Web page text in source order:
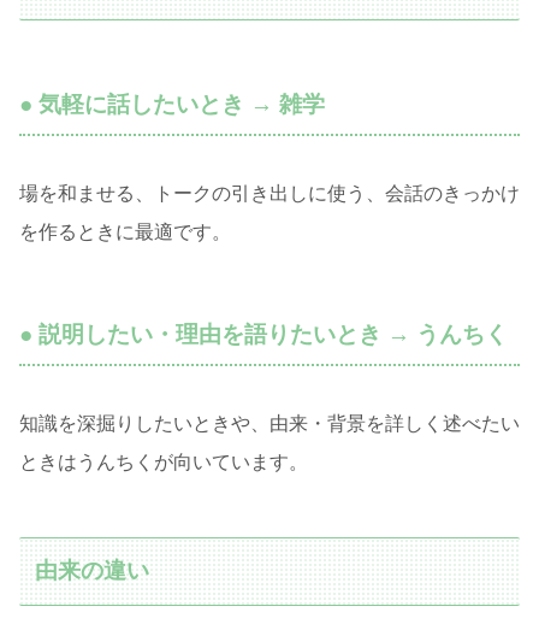
● 気軽に話したいとき → 雑学
場を和ませる、トークの引き出しに使う、会話のきっかけ
を作るときに最適です。
● 説明したい・理由を語りたいとき → うんちく
知識を深掘りしたいときや、由来・背景を詳しく述べたい
ときはうんちくが向いています。
由来の違い